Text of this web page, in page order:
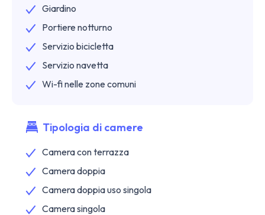
Giardino
Portiere notturno
Servizio bicicletta
Servizio navetta
Wi-fi nelle zone comuni
Tipologia di camere
Camera con terrazza
Camera doppia
Camera doppia uso singola
Camera singola